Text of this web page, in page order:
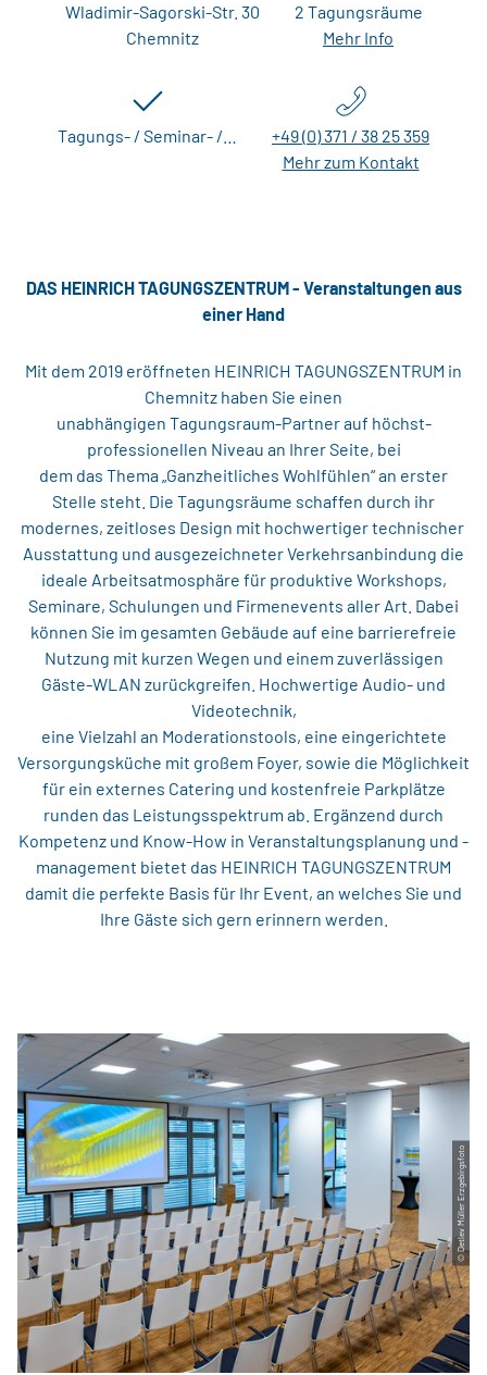
Wladimir-Sagorski-Str. 30
Chemnitz
2 Tagungsräume
Mehr Info
Tagungs- / Seminar- /…
+49 (0) 371 / 38 25 359
Mehr zum Kontakt
DAS HEINRICH TAGUNGSZENTRUM - Veranstaltungen aus
einer Hand
Mit dem 2019 eröffneten HEINRICH TAGUNGSZENTRUM in
Chemnitz haben Sie einen
unabhängigen Tagungsraum-Partner auf höchst-
professionellen Niveau an Ihrer Seite, bei
dem das Thema „Ganzheitliches Wohlfühlen“ an erster
Stelle steht. Die Tagungsräume schaffen durch ihr
modernes, zeitloses Design mit hochwertiger technischer
Ausstattung und ausgezeichneter Verkehrsanbindung die
ideale Arbeitsatmosphäre für produktive Workshops,
Seminare, Schulungen und Firmenevents aller Art. Dabei
können Sie im gesamten Gebäude auf eine barrierefreie
Nutzung mit kurzen Wegen und einem zuverlässigen
Gäste-WLAN zurückgreifen. Hochwertige Audio- und
Videotechnik,
eine Vielzahl an Moderationstools, eine eingerichtete
Versorgungsküche mit großem Foyer, sowie die Möglichkeit
für ein externes Catering und kostenfreie Parkplätze
runden das Leistungsspektrum ab. Ergänzend durch
Kompetenz und Know-How in Veranstaltungsplanung und -
management bietet das HEINRICH TAGUNGSZENTRUM
damit die perfekte Basis für Ihr Event, an welches Sie und
Ihre Gäste sich gern erinnern werden.
© Detlev Müller Erzgebirgsfoto